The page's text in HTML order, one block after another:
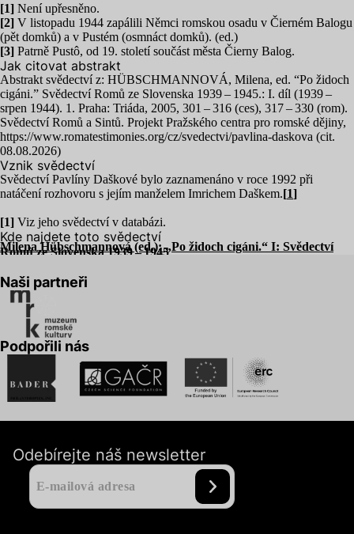
[1] Není upřesněno.
[2] V listopadu 1944 zapálili Němci romskou osadu v Čierném Balogu
(pět domků) a v Pustém (osmnáct domků). (ed.)
[3] Patrně Pustô, od 19. století součást města Čierny Balog.
Jak citovat abstrakt
Abstrakt svědectví z: HÜBSCHMANNOVÁ, Milena, ed. “Po židoch
cigáni.” Svědectví Romů ze Slovenska 1939– 1945.: I. díl (1939–
srpen 1944). 1 . Praha: Triáda, 2005, 301 –316 (ces), 317–330 (rom).
Svědectví Romů a Sintů. Projekt Pražského centra pro romské dějiny,
https://www.romatestimonies.org/cz/svedectvi/pavlina-daskova (cit.
08.08.2026)
Vznik svědectví
Svědectví Pavlíny Daškové bylo zaznamenáno v roce 1992 při
natáčení rozhovoru s jejím manželem Imrichem Daškem.[1]
[1] Viz jeho svědectví v databázi.
Kde najdete toto svědectví
Milena Hübschmannová (ed.):„Po židoch cigáni.“ I: Svědectví
Romů ze Slovenska1939–1945
Naši partneři
Podpořili nás
Odebírejte náš newsletter